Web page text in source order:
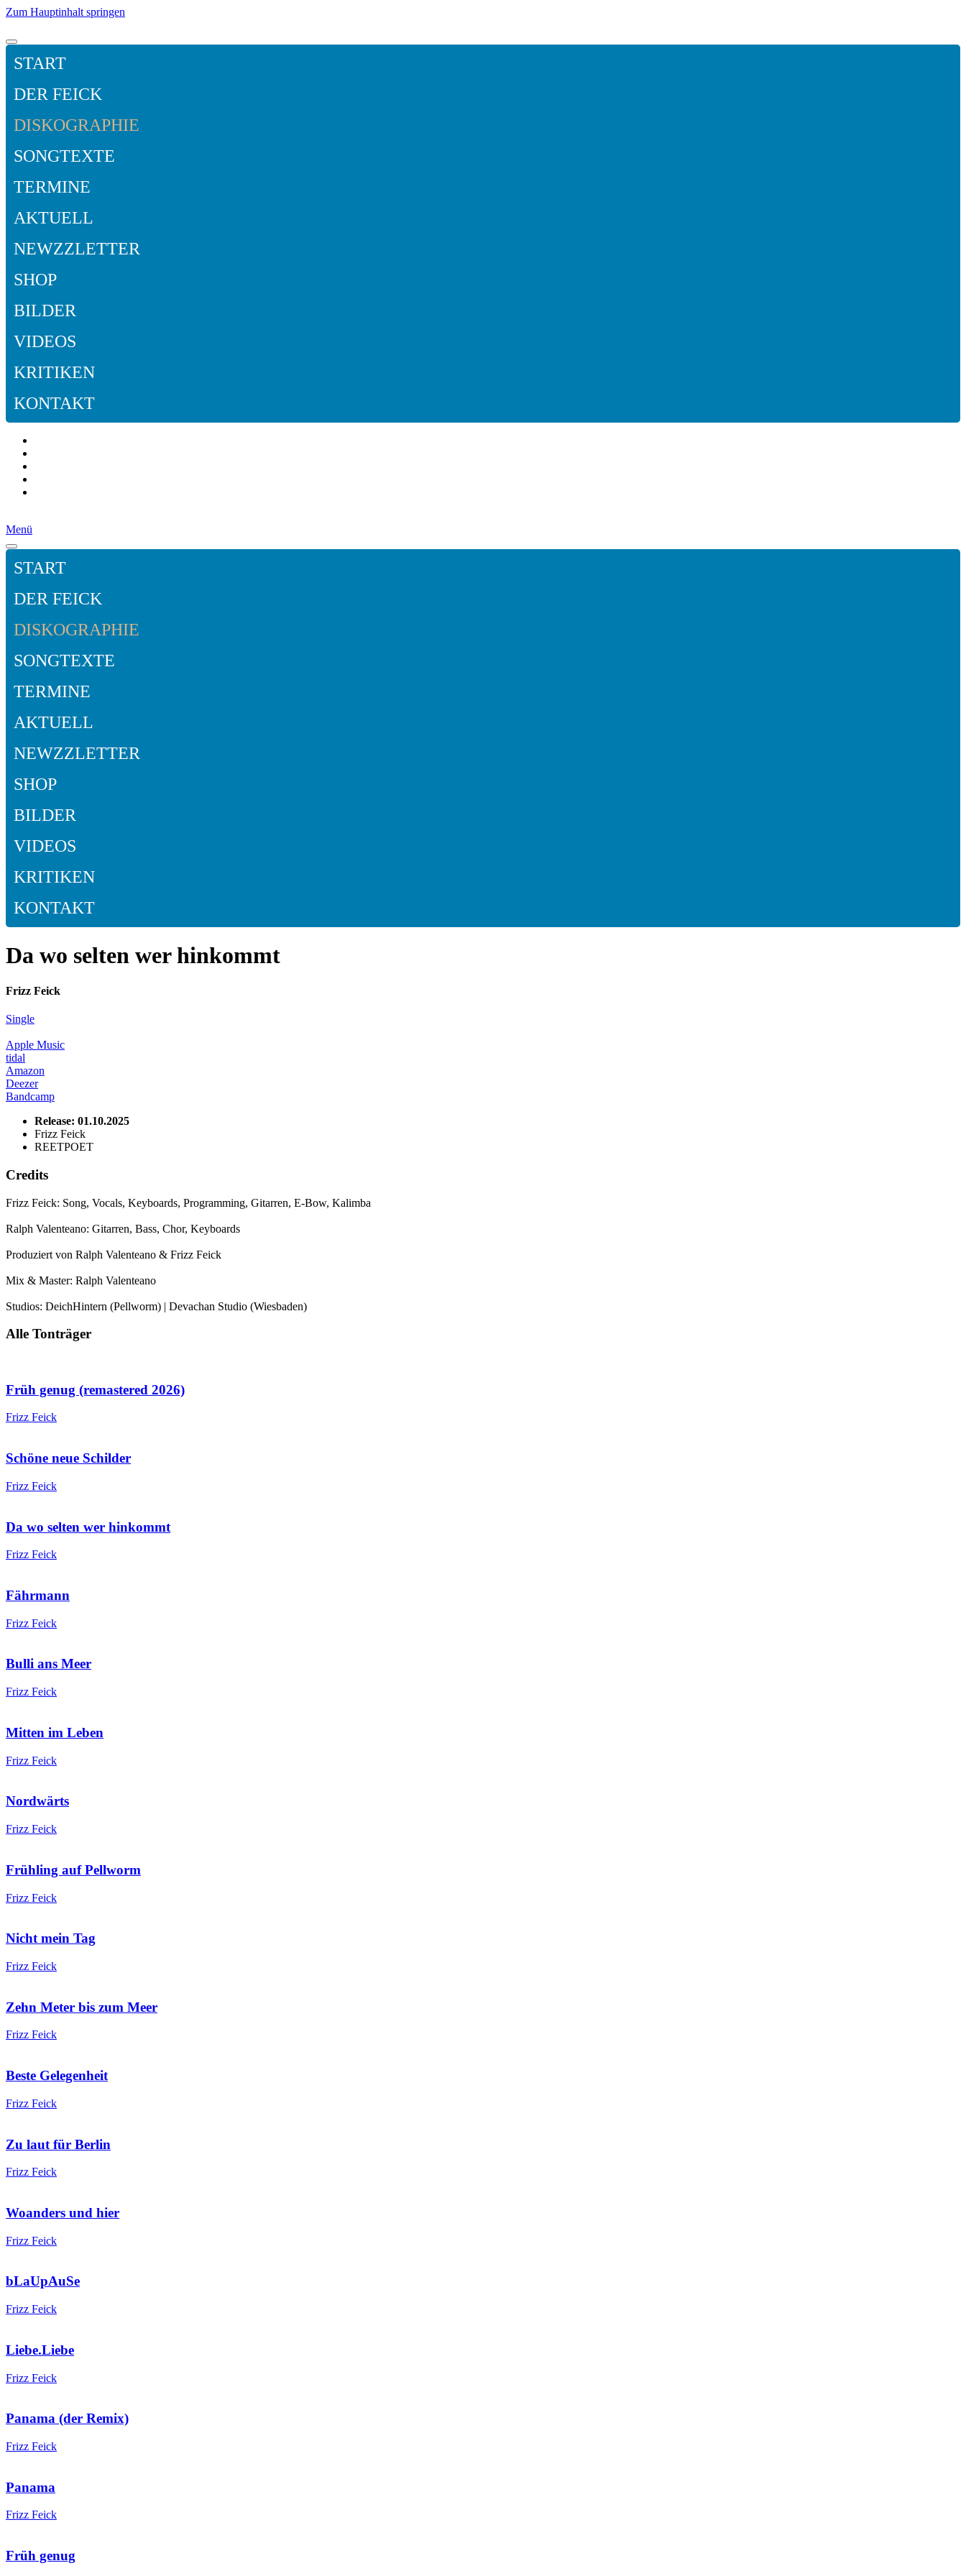
Zum Hauptinhalt springen
START
DER FEICK
DISKOGRAPHIE
SONGTEXTE
TERMINE
AKTUELL
NEWZZLETTER
SHOP
BILDER
VIDEOS
KRITIKEN
KONTAKT
Menü
START
DER FEICK
DISKOGRAPHIE
SONGTEXTE
TERMINE
AKTUELL
NEWZZLETTER
SHOP
BILDER
VIDEOS
KRITIKEN
KONTAKT
Da wo selten wer hinkommt
Frizz Feick
Single
Apple Music
tidal
Amazon
Deezer
Bandcamp
Release: 01.10.2025
Frizz Feick
REETPOET
Credits
Frizz Feick: Song, Vocals, Keyboards, Programming, Gitarren, E-Bow, Kalimba
Ralph Valenteano: Gitarren, Bass, Chor, Keyboards
Produziert von Ralph Valenteano & Frizz Feick
Mix & Master: Ralph Valenteano
Studios: DeichHintern (Pellworm) | Devachan Studio (Wiesbaden)
Alle Tonträger
Früh genug (remastered 2026)
Frizz Feick
Schöne neue Schilder
Frizz Feick
Da wo selten wer hinkommt
Frizz Feick
Fährmann
Frizz Feick
Bulli ans Meer
Frizz Feick
Mitten im Leben
Frizz Feick
Nordwärts
Frizz Feick
Frühling auf Pellworm
Frizz Feick
Nicht mein Tag
Frizz Feick
Zehn Meter bis zum Meer
Frizz Feick
Beste Gelegenheit
Frizz Feick
Zu laut für Berlin
Frizz Feick
Woanders und hier
Frizz Feick
bLaUpAuSe
Frizz Feick
Liebe.Liebe
Frizz Feick
Panama (der Remix)
Frizz Feick
Panama
Frizz Feick
Früh genug